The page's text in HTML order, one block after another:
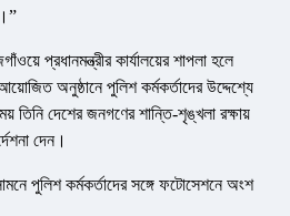
প্রধানমন্ত্রীর কার্যালয়ের শাপলা হলে
অনুষ্ঠানে পুলিশ কর্মকর্তাদের উদ্দেশ্যে
তিনি দেশের জনগণের শান্তি-শৃঙ্খলা রক্ষায়
দেন।
পুলিশ কর্মকর্তাদের সঙ্গে ফটোসেশনে অংশ